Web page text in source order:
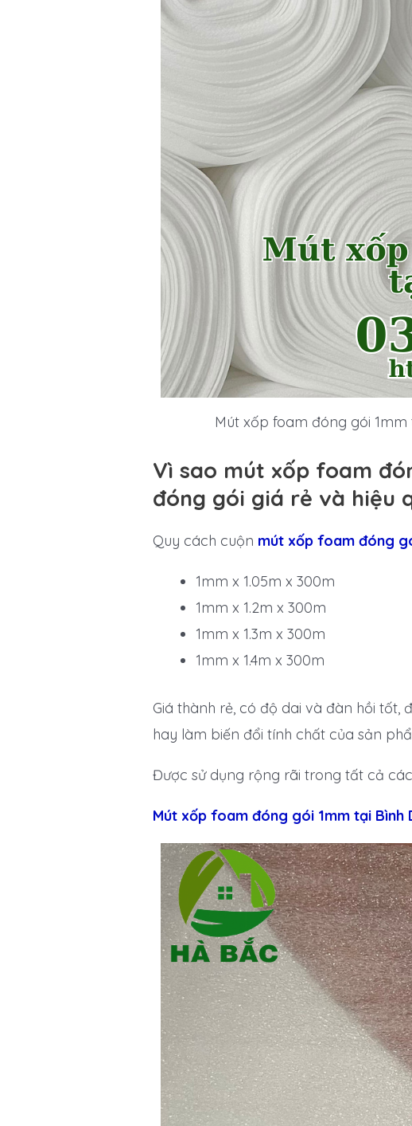
Mút xốp foam đóng gói
Vì sao mút xốp foam
đóng gói giá rẻ và hiệu
Quy cách cuộn mút xốp foam đóng
1mm x 1.05m x 300m
1mm x 1.2m x 300m
1mm x 1.3m x 300m
1mm x 1.4m x 300m
Giá thành rẻ, có độ dai và đàn hồi tốt,
hay làm biến đổi tính chất của sản
Được sử dụng rộng rãi trong tất cả
Mút xốp foam đóng gói 1mm tại Bình